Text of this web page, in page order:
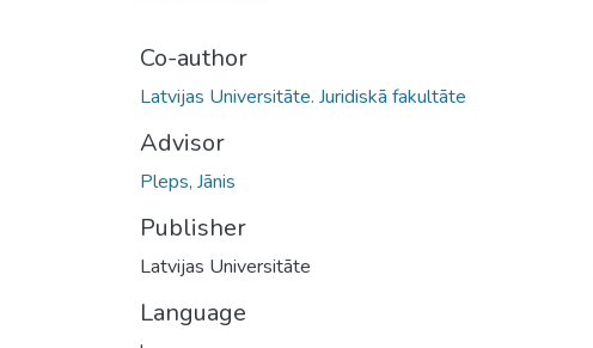
Co-author
Latvijas Universitāte. Juridiskā fakultāte
Advisor
Pleps, Jānis
Publisher
Latvijas Universitāte
Language